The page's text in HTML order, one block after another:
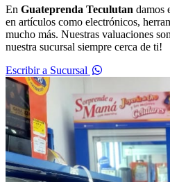
En Guateprenda Teculutan damos
en artículos como electrónicos,
mucho más. Nuestras valuaciones
nuestra sucursal siempre cerca de ti!
Escribir a Sucursal